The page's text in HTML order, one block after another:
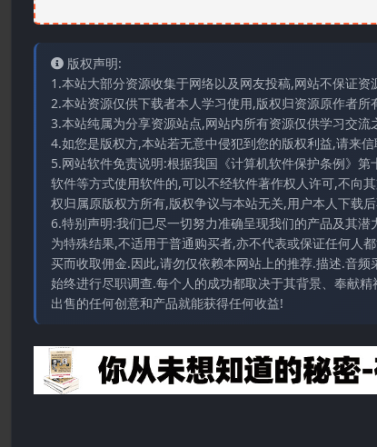
版权声明:
1.本站大部分资源收集于网络以及网友投稿,网站不保证资
2.本站资源仅供下载者本人学习使用,版权归资源原作者
3.本站纯属为分享资源站点,网站内所有资源仅供学习交
4.如您是版权方,本站若无意中侵犯到您的版权利益,请来
5.网站软件免责说明:根据我国《计算机软件保护条例》
软件等方式使用软件的,可以不经软件著作权人许可,不向
权归属原版权方所有,版权争议与本站无关,用户本人下载
6.特别声明:我们已尽一切努力准确呈现我们的产品及其
为特殊结果,不适用于普通购买者,亦不代表或保证任何人
买而收取佣金.因此,请勿仅依赖本网站上的推荐.描述.音
始终进行尽职调查.每个人的成功都取决于其背景、奉献
出售的任何创意和产品就能获得任何收益!